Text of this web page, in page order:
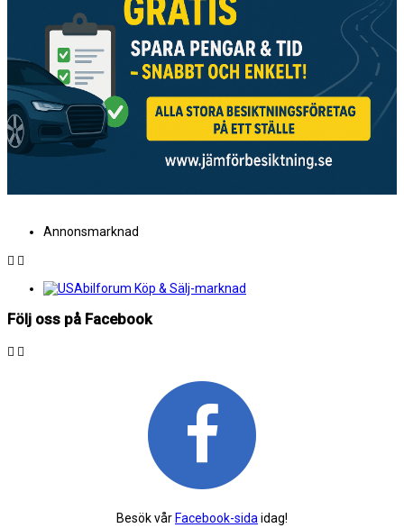
Annonsmarknad
Följ oss på Facebook
Besök vår Facebook-sida idag!